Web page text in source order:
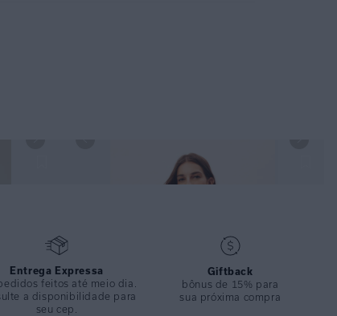
TOP MEIA TAÇA DETALHE PRETO E CALÇA LATERAL
Entrega Expressa
feitos até meio dia.
a disponibilidade para
seu cep.
Giftback
bônus de 15% para
sua próxima compra